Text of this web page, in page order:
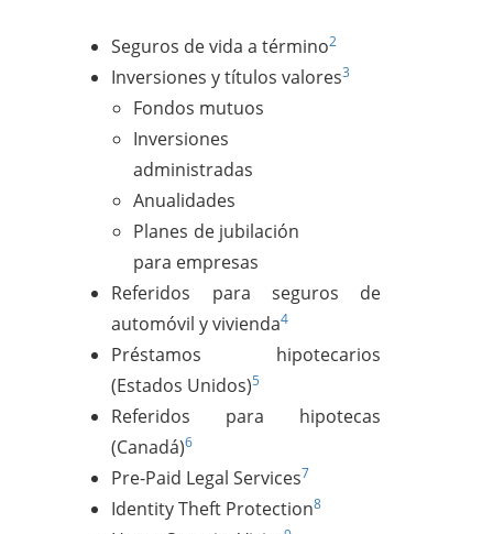
Seguros de vida a término2
Inversiones y títulos valores3
Fondos mutuos
Inversiones
administradas
Anualidades
Planes de jubilación
para empresas
Referidos para seguros de
automóvil y vivienda4
Préstamos hipotecarios
(Estados Unidos)5
Referidos para hipotecas
(Canadá)6
Pre-Paid Legal Services7
Identity Theft Protection8